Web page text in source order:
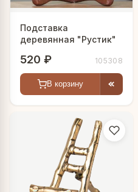
Подставка
деревянная "Рустик"
520 ₽ 105308
В корзину